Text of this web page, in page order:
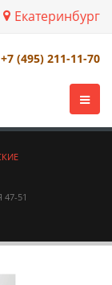
Екатеринбург
+7 (495) 211-11-70
51